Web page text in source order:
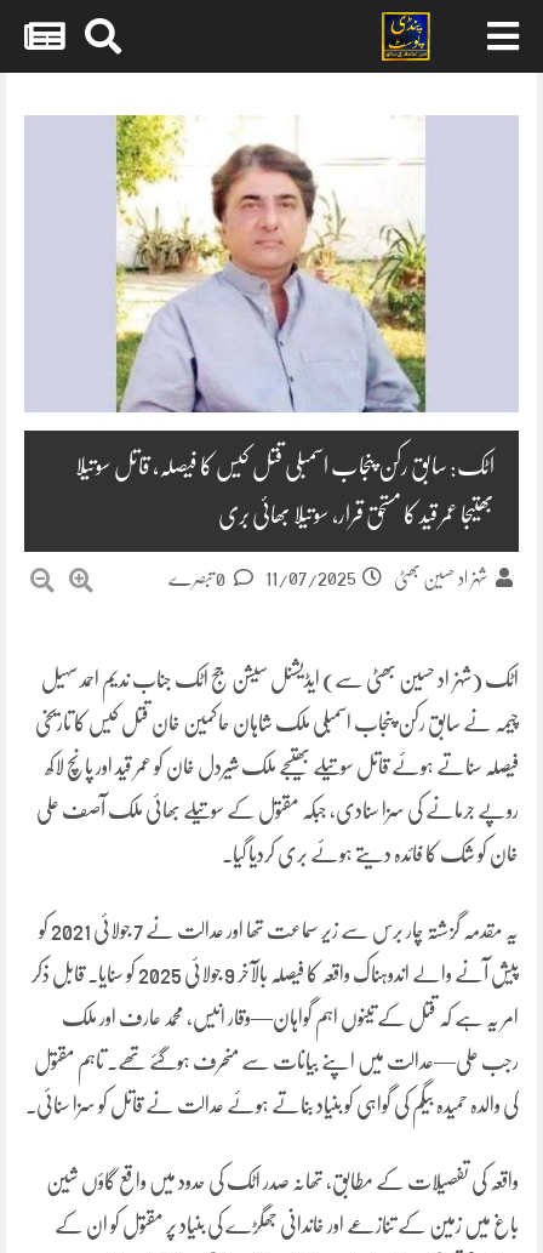
content
اٹک: سابق رکن پنجاب اسمبلی قتل کیس کا فیصلہ، قاتل سوتیلا
بھتیجا عمر قید کا مستحق قرار، سوتیلا بھائی بری
شہزاد حسین بھٹی 11/07/2025
اٹک (شہزاد حسین بھٹی سے) ایڈیشنل سیشن جج اٹک جناب ندیم احمد سہیل
چیمہ نے سابق رکن پنجاب اسمبلی ملک شاہان حاکمین خان قتل کیس کا تاریخی
فیصلہ سناتے ہوئے قاتل سوتیلے بھتیجے ملک شیردل خان کو عمر قید اور پانچ لاکھ
روپے جرمانے کی سزا سنادی، جبکہ مقتول کے سوتیلے بھائی ملک آصف علی
خان کو شک کا فائدہ دیتے ہوئے بری کردیا گیا۔
یہ مقدمہ گزشتہ چار برس سے زیر سماعت تھا اور عدالت نے 7 جولائی 2021 کو
پیش آنے والے اندوہناک واقعہ کا فیصلہ بالآخر 9 جولائی 2025 کو سنایا۔ قابل ذکر
امر یہ ہے کہ قتل کے تینوں اہم گواہان—وقار انیس، محمد عارف اور ملک
رجب علی—عدالت میں اپنے بیانات سے منحرف ہوگئے تھے۔ تاہم مقتول
کی والدہ حمیدہ بیگم کی گواہی کو بنیاد بناتے ہوئے عدالت نے قاتل کو سزا سنائی۔
واقعہ کی تفصیلات کے مطابق، تھانہ صدر اٹک کی حدود میں واقع گاؤں شین
باغ میں زمین کے تنازعے اور خاندانی جھگڑے کی بنیاد پر مقتول کو ان کے